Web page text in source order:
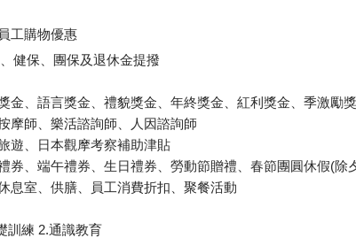
工購物優惠
健保、團保及退休金提撥
金、語言獎金、禮貌獎金、年終獎金、紅利獎金、季激勵
摩師、樂活諮詢師、人因諮詢師
遊、日本觀摩考察補助津貼
券、端午禮券、生日禮券、勞動節贈禮、春節團圓休假(除
息室、供膳、員工消費折扣、聚餐活動
訓練 2.通識教育